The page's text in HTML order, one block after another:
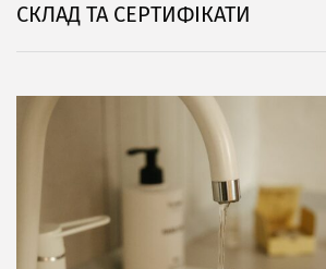
СКЛАД ТА СЕРТИФІКАТИ